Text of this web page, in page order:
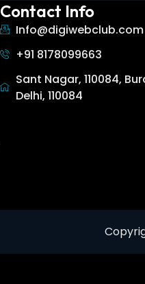
Contact Info
Info@digiwebclub.com
+91 8178099663
Sant Nagar, 110084,
Delhi, 110084